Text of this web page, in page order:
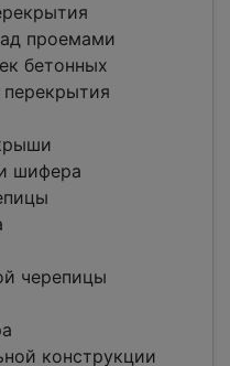
проемами
бетонных
шифера
черепицы
конструкции